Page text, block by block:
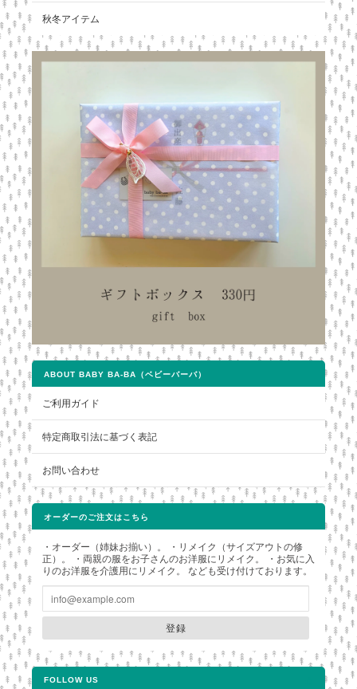
秋冬アイテム
ABOUT BABY BA-BA（ベビーバーバ）
ご利用ガイド
特定商取引法に基づく表記
お問い合わせ
オーダーのご注文はこちら
・オーダー（姉妹お揃い）。 ・リメイク（サイズアウトの修
正）。 ・両親の服をお子さんのお洋服にリメイク。 ・お気に入
りのお洋服を介護用にリメイク。 なども受け付けております。
登録
FOLLOW US